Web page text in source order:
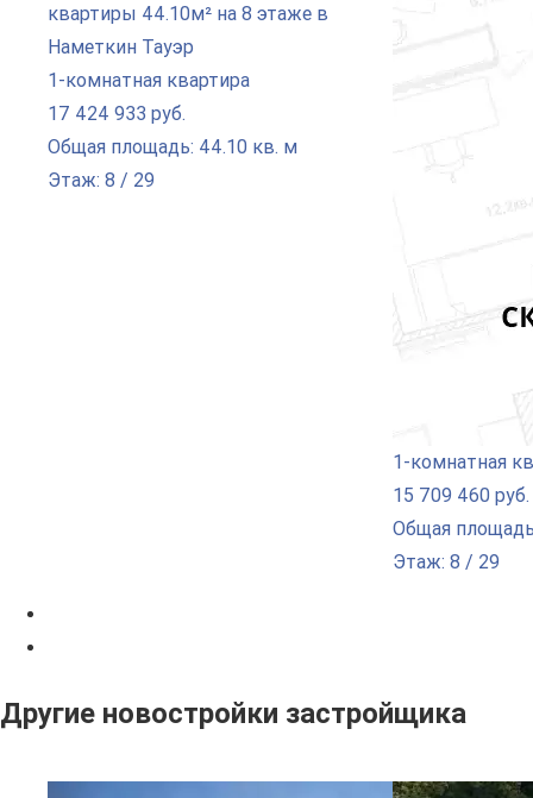
1-комнатная квартира
17 424 933 руб.
Общая площадь: 44.10 кв. м
Этаж: 8 / 29
1-комнатная
15 709 460 руб.
Общая
Этаж: 8 / 29
Другие новостройки застройщика